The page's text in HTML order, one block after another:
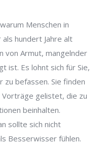
Menschen in
hundert Jahre alt
von Armut, mangelnder
ist. Es lohnt sich für Sie,
zu befassen. Sie finden
Vorträge gelistet, die zu
beinhalten.
sollte sich nicht
Besserwisser fühlen.